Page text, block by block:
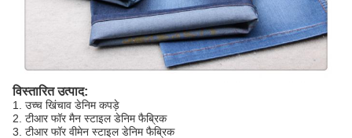
विस्तारित उत्पाद:
1. उच्च खिंचाव डेनिम कपड़े
2. टीआर फॉर मैन स्टाइल डेनिम फैब्रिक
3. टीआर फॉर वीमेन स्टाइल डेनिम फैब्रिक